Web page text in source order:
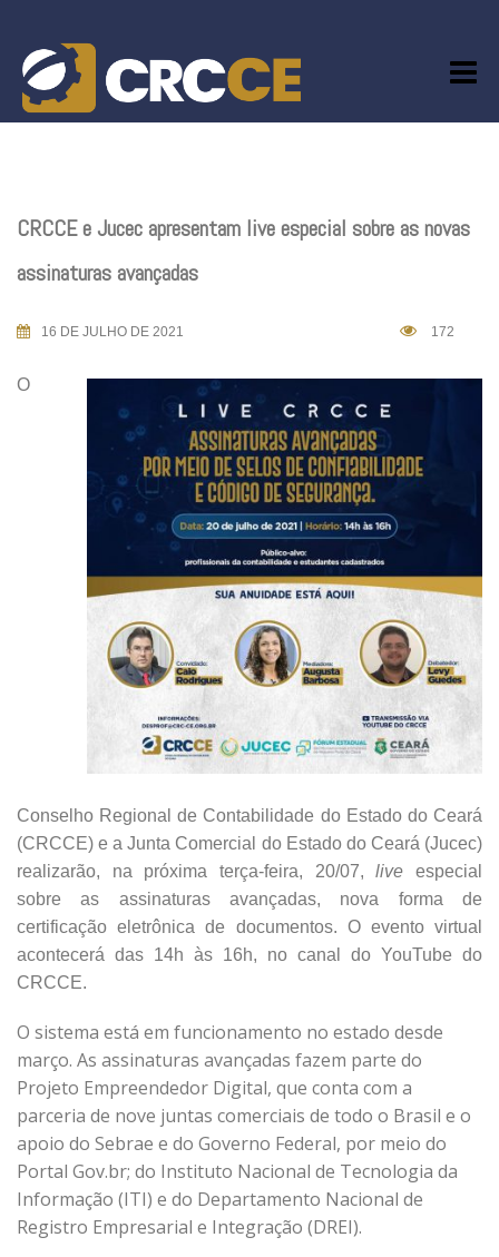
content
CRCCE e Jucec apresentam live especial sobre as novas
assinaturas avançadas
16 DE JULHO DE 2021 172
O
Conselho Regional de Contabilidade do Estado do Ceará
(CRCCE) e a Junta Comercial do Estado do Ceará (Jucec)
realizarão, na próxima terça-feira, 20/07,live especial
sobre as assinaturas avançadas, nova forma de
certificação eletrônica de documentos. O evento virtual
acontecerá das 14h às 16h, no canal do YouTube do
CRCCE.
O sistema está em funcionamento no estado desde
março. As assinaturas avançadas fazem parte do
Projeto Empreendedor Digital, que conta com a
parceria de nove juntas comerciais de todo o Brasil e o
apoio do Sebrae e do Governo Federal, por meio do
Portal Gov.br; do Instituto Nacional de Tecnologia da
Informação (ITI) e do Departamento Nacional de
Registro Empresarial e Integração (DREI).